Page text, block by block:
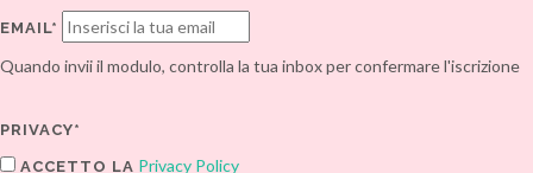
EMAIL*
Quando invii il modulo, controlla la tua inbox per confermare l'iscrizione
PRIVACY*
ACCETTO LA Privacy Policy